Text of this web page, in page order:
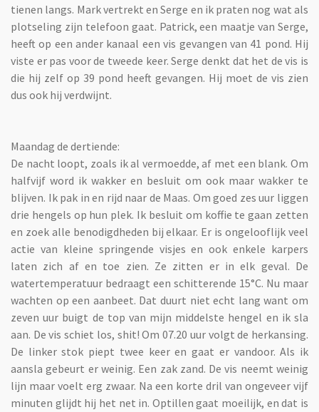
tienen langs. Mark vertrekt en Serge en ik praten nog wat als
plotseling zijn telefoon gaat. Patrick, een maatje van Serge,
heeft op een ander kanaal een vis gevangen van 41 pond. Hij
viste er pas voor de tweede keer. Serge denkt dat het de vis is
die hij zelf op 39 pond heeft gevangen. Hij moet de vis zien
dus ook hij verdwijnt.
Maandag de dertiende:
De nacht loopt, zoals ik al vermoedde, af met een blank. Om
halfvijf word ik wakker en besluit om ook maar wakker te
blijven. Ik pak in en rijd naar de Maas. Om goed zes uur liggen
drie hengels op hun plek. Ik besluit om koffie te gaan zetten
en zoek alle benodigdheden bij elkaar. Er is ongelooflijk veel
actie van kleine springende visjes en ook enkele karpers
laten zich af en toe zien. Ze zitten er in elk geval. De
watertemperatuur bedraagt een schitterende 15°C. Nu maar
wachten op een aanbeet. Dat duurt niet echt lang want om
zeven uur buigt de top van mijn middelste hengel en ik sla
aan. De vis schiet los, shit! Om 07.20 uur volgt de herkansing.
De linker stok piept twee keer en gaat er vandoor. Als ik
aansla gebeurt er weinig. Een zak zand. De vis neemt weinig
lijn maar voelt erg zwaar. Na een korte dril van ongeveer vijf
minuten glijdt hij het net in. Optillen gaat moeilijk, en dat is